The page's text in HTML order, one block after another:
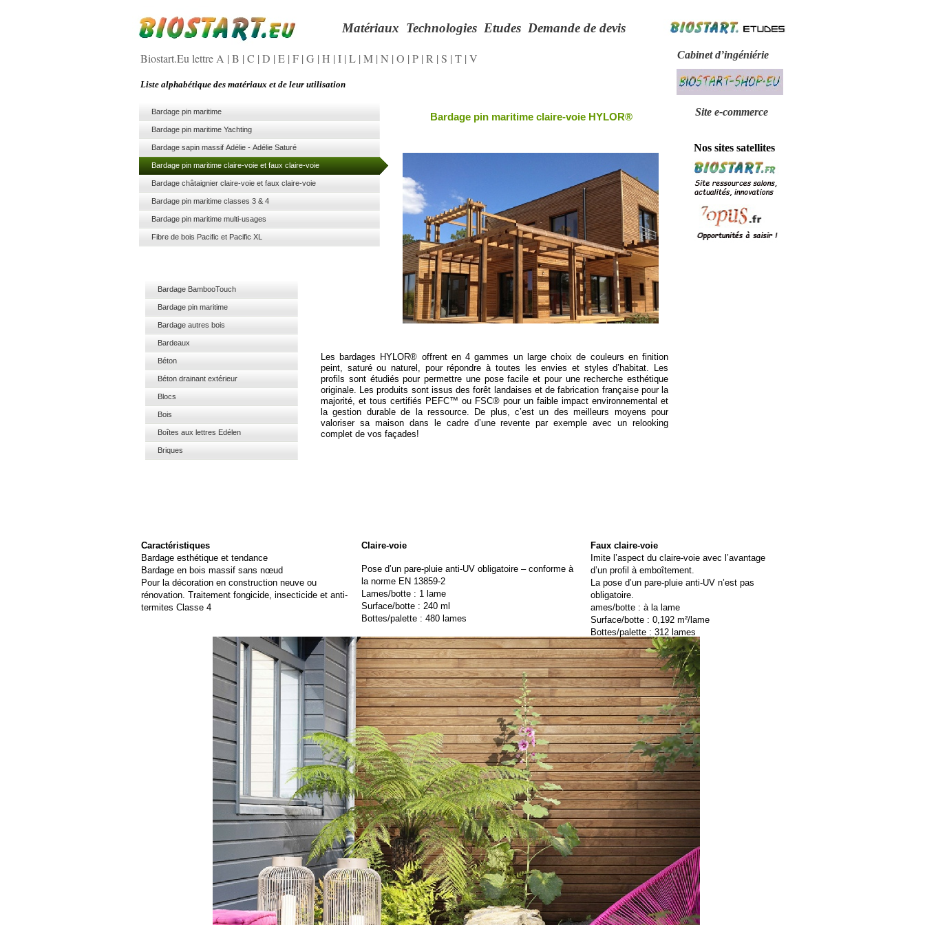
Bardage pin maritime
Bardage pin maritime Yachting
Bardage sapin massif Adélie - Adélie Saturé
Bardage pin maritime claire-voie et faux claire-voie
Bardage châtaignier claire-voie et faux claire-voie
Bardage pin maritime classes 3 & 4
Bardage pin maritime multi-usages
Fibre de bois Pacific et Pacific XL
Bardage BambooTouch
Bardage pin maritime
Bardage autres bois
Bardeaux
Béton
Béton drainant extérieur
Blocs
Bois
Boîtes aux lettres Edélen
Briques
Les bardages HYLOR® offrent en 4 gammes un large choix de couleurs en finition
peint, saturé ou naturel, pour répondre à toutes les envies et styles d’habitat. Les
profils sont étudiés pour permettre une pose facile et pour une recherche esthétique
originale. Les produits sont issus des forêt landaises et de fabrication française pour la
majorité, et tous certifiés PEFC™ ou FSC® pour un faible impact environnemental et
la gestion durable de la ressource. De plus, c’est un des meilleurs moyens pour
valoriser sa maison dans le cadre d’une revente par exemple avec un relooking
complet de vos façades!
Caractéristiques
Bardage esthétique et tendance
Bardage en bois massif sans nœud
Pour la décoration en construction neuve ou
rénovation. Traitement fongicide, insecticide et anti-
termites Classe 4
Claire-voie
Pose d’un pare-pluie anti-UV obligatoire – conforme à
la norme EN 13859-2
Lames/botte : 1 lame
Surface/botte : 240 ml
Bottes/palette : 480 lames
Faux claire-voie
Imite l’aspect du claire-voie avec l’avantage
d’un profil à emboîtement.
La pose d’un pare-pluie anti-UV n’est pas
obligatoire.
ames/botte : à la lame
Surface/botte : 0,192 m²/lame
Bottes/palette : 312 lames
Biostart.Eu lettre A | B | C | D | E | F | G | H | I | L | M | N | O | P | R | S | T | V
Liste alphabétique des matériaux et de leur utilisation
Bardage pin maritime claire-voie HYLOR®
Matériaux Technologies Etudes Demande de devis
Cabinet d’ingéniérie
Nos sites satellites
Site e-commerce